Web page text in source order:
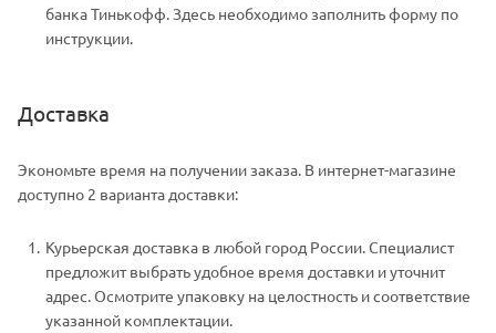
банка Тинькофф. Здесь необходимо заполнить форму по
инструкции.
Доставка
Экономьте время на получении заказа. В интернет-магазине
доступно 2 варианта доставки:
Курьерская доставка в любой город России. Специалист
предложит выбрать удобное время доставки и уточнит
адрес. Осмотрите упаковку на целостность и соответствие
указанной комплектации.